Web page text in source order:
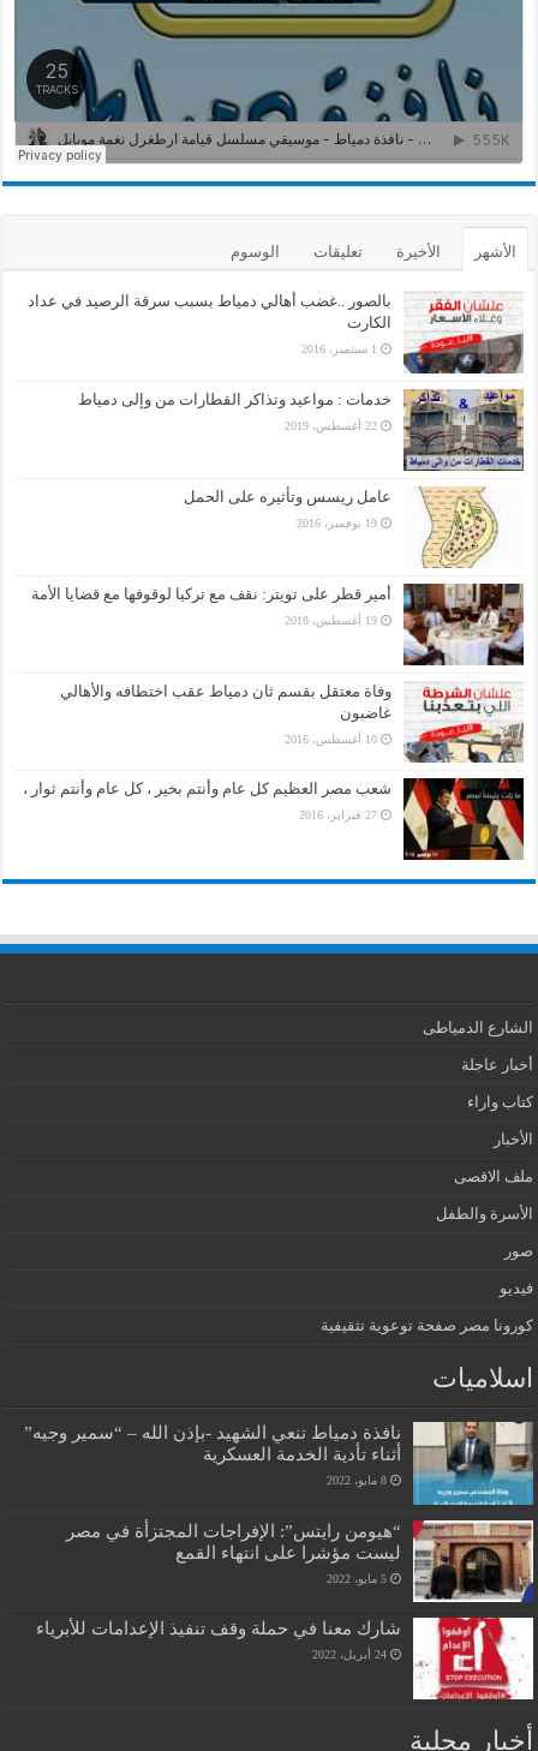
الأشهر الأخيرة تعليقات الوسوم
بالصور ..غضب أهالي دمياط بسبب سرقة الرصيد في عداد
الكارت
1 سبتمبر، 2016
خدمات : مواعيد وتذاكر القطارات من وإلى دمياط
22 أغسطس، 2019
عامل ريسس وتأثيره على الحمل
19 نوفمبر، 2016
أمير قطر على تويتر: نقف مع تركيا لوقوفها مع قضايا الأمة
19 أغسطس، 2018
وفاة معتقل بقسم ثان دمياط عقب اختطافه والأهالي
غاضبون
10 أغسطس، 2016
شعب مصر العظيم كل عام وأنتم بخير ، كل عام وأنتم ثوار ،
27 فبراير، 2016
الشارع الدمياطى
أخبار عاجلة
كتاب واراء
الأخبار
ملف الاقصى
الأسرة والطفل
صور
فيديو
كورونا مصر صفحة توعوية تثقيفية
اسلاميات
نافذة دمياط تنعي الشهيد -بإذن الله – “سمير وجيه”
أثناء تأدية الخدمة العسكرية
8 مايو، 2022
“هيومن رايتس”: الإفراجات المجتزأة في مصر
ليست مؤشرا على انتهاء القمع
5 مايو، 2022
شارك معنا في حملة وقف تنفيذ الإعدامات للأبرياء
24 أبريل، 2022
أخبار محلية